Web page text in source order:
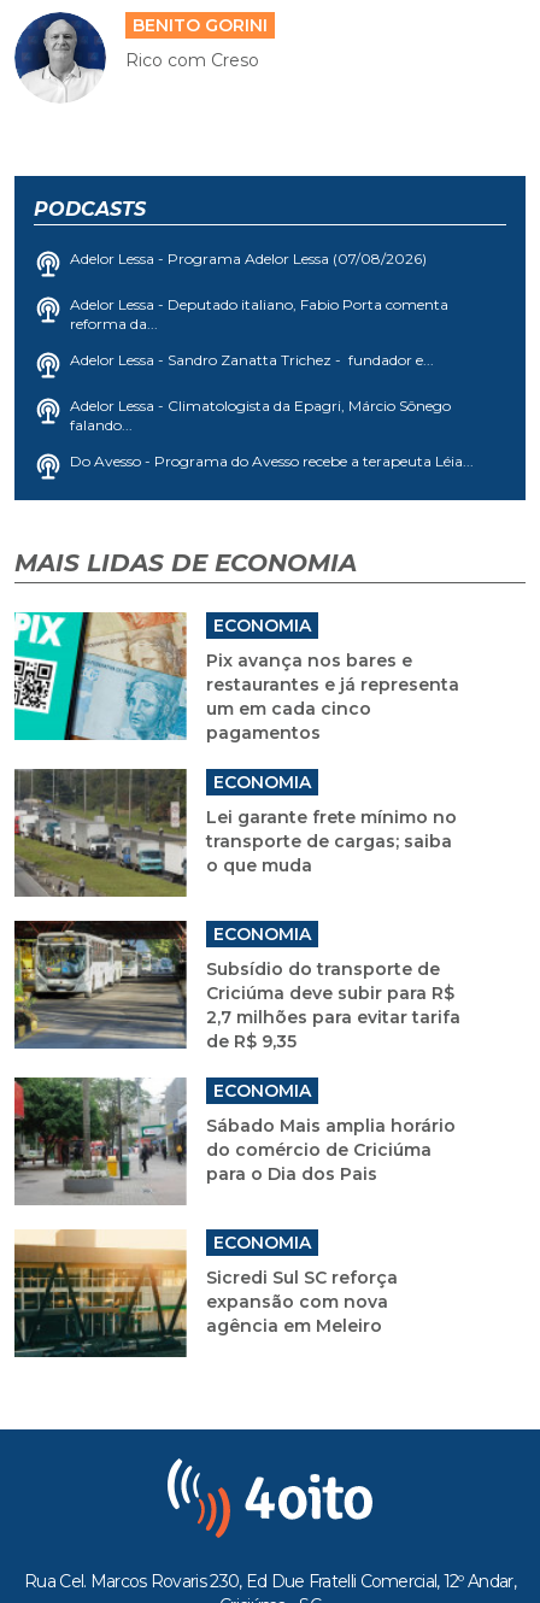
BENITO GORINI
Rico com Creso
PODCASTS
Adelor Lessa - Programa Adelor Lessa (07/08/2026)
Adelor Lessa - Deputado italiano, Fabio Porta comenta
reforma da...
Adelor Lessa - Sandro Zanatta Trichez - fundador e...
Adelor Lessa - Climatologista da Epagri, Márcio Sônego
falando...
Do Avesso - Programa do Avesso recebe a terapeuta Léia...
MAIS LIDAS DE ECONOMIA
ECONOMIA
Pix avança nos bares e
restaurantes e já representa
um em cada cinco
pagamentos
ECONOMIA
Lei garante frete mínimo no
transporte de cargas; saiba
o que muda
ECONOMIA
Subsídio do transporte de
Criciúma deve subir para R$
2,7 milhões para evitar tarifa
de R$ 9,35
ECONOMIA
Sábado Mais amplia horário
do comércio de Criciúma
para o Dia dos Pais
ECONOMIA
Sicredi Sul SC reforça
expansão com nova
agência em Meleiro
Rua Cel. Marcos Rovaris 230, Ed Due Fratelli Comercial, 12º Andar,